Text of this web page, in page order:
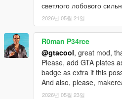
светлого лобового
2026년 05월 21일
R0man P34rce
@gtacool, great mod,
Please, add GTA plates
badge as extra if this
And also, please,
2026년 05월 23일